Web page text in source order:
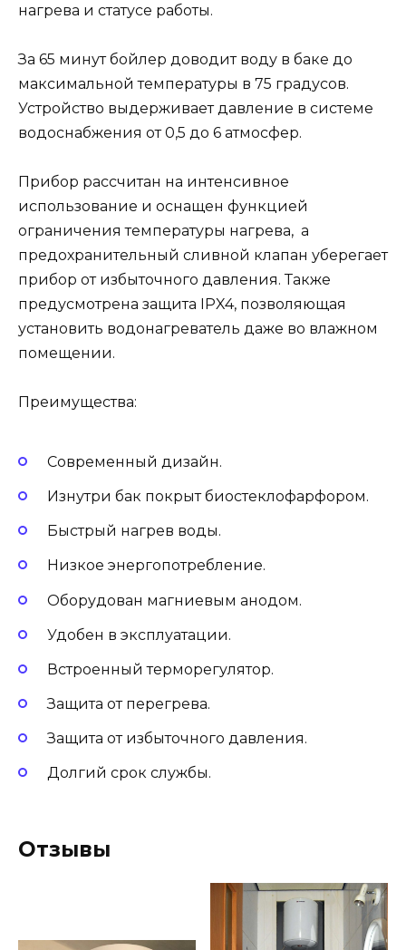
нагрева и статусе работы.
За 65 минут бойлер доводит воду в баке до
максимальной температуры в 75 градусов.
Устройство выдерживает давление в системе
водоснабжения от 0,5 до 6 атмосфер.
Прибор рассчитан на интенсивное
использование и оснащен функцией
ограничения температуры нагрева, а
предохранительный сливной клапан уберегает
прибор от избыточного давления. Также
предусмотрена защита IPX4, позволяющая
установить водонагреватель даже во влажном
помещении.
Преимущества:
Современный дизайн.
Изнутри бак покрыт биостеклофарфором.
Быстрый нагрев воды.
Низкое энергопотребление.
Оборудован магниевым анодом.
Удобен в эксплуатации.
Встроенный терморегулятор.
Защита от перегрева.
Защита от избыточного давления.
Долгий срок службы.
Отзывы